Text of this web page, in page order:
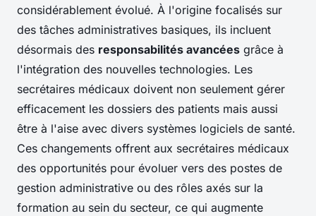
considérablement évolué. À l'origine focalisés sur
des tâches administratives basiques, ils incluent
désormais des responsabilités avancées grâce à
l'intégration des nouvelles technologies. Les
secrétaires médicaux doivent non seulement gérer
efficacement les dossiers des patients mais aussi
être à l'aise avec divers systèmes logiciels de santé.
Ces changements offrent aux secrétaires médicaux
des opportunités pour évoluer vers des postes de
gestion administrative ou des rôles axés sur la
formation au sein du secteur, ce qui augmente